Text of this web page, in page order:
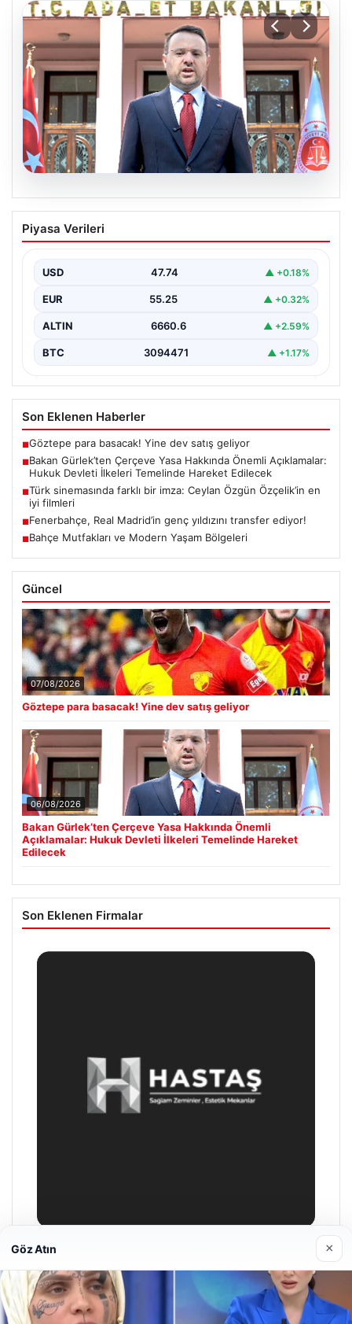
06.08.2026
Bakan Gürlek’ten Çerçeve Yasa
Hakkında Önemli Açıklamalar: Hukuk
Edilecek
Adalet Bakanı Akın Gürlek, terörle mücadelede yeni bir
dönemi başlatacak çerçeve yasanın yürürlüğe
girmesiyle…
Piyasa Verileri
USD 47.74 ▲ +0.18%
EUR 55.25 ▲ +0.32%
ALTIN 6660.6 ▲ +2.59%
BTC 3094471 ▲ +1.17%
Son Eklenen Haberler
■Göztepe para basacak! Yine dev satış geliyor
■Bakan Gürlek’ten Çerçeve Yasa Hakkında Önemli Açıklamalar:
Hukuk Devleti İlkeleri Temelinde Hareket Edilecek
■Türk sinemasında farklı bir imza: Ceylan Özgün Özçelik’in en
iyi filmleri
■Fenerbahçe, Real Madrid’in genç yıldızını transfer ediyor!
■Bahçe Mutfakları ve Modern Yaşam Bölgeleri
Güncel
07/08/2026
Göztepe para basacak! Yine dev satış geliyor
06/08/2026
Bakan Gürlek’ten Çerçeve Yasa Hakkında Önemli
Açıklamalar: Hukuk Devleti İlkeleri Temelinde Hareket
Edilecek
Son Eklenen Firmalar
29/04/2026
Göz Atın ×